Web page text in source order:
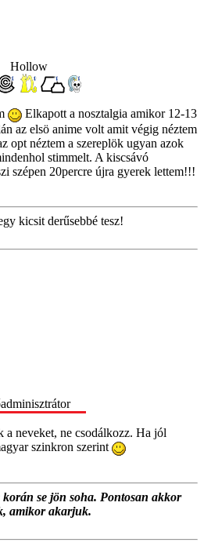
Hollow
Elkapott a nosztalgia amikor 12-13
az elsö anime volt amit végig néztem
opt néztem a szereplök ugyan azok
stimmelt. A kiscsávó
szépen 20percre újra gyerek lettem!!!
kicsit derűsebbé tesz!
a neveket, ne csodálkozz. Ha jól
szinkron szerint
se jön soha. Pontosan akkor
amikor akarjuk.